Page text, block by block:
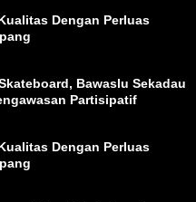
Dengan Perluas
Bawaslu Sekadau
Partisipatif
Dengan Perluas